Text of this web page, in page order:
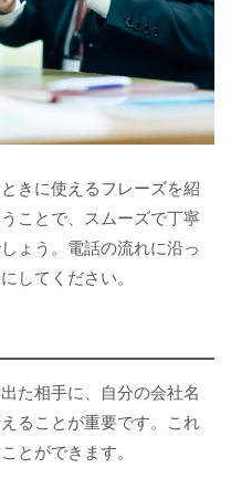
きに使えるフレーズを紹
ことで、スムーズで丁寧
ょう。電話の流れに沿っ
してください。
た相手に、自分の会社名
ることが重要です。これ
とができます。